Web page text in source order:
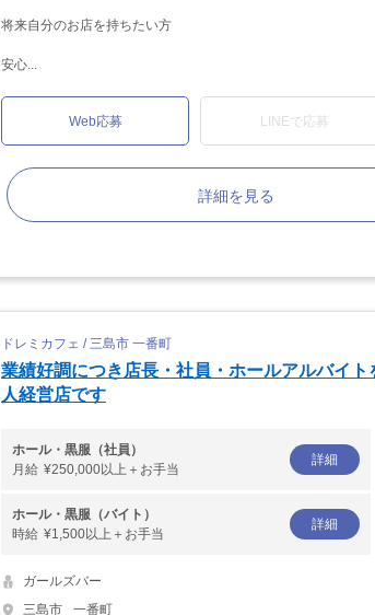
将来自分のお店を持ちたい方
安心...
Web応募 LINEで応募
詳細を見る
ドレミカフェ / 三島市 一番町
業績好調につき店長・社員・ホールアルバイ
人経営店です
ホール・黒服（社員）
月給 ¥250,000以上＋お手当
詳細
ホール・黒服（バイト）
時給 ¥1,500以上＋お手当
詳細
ガールズバー
三島市
一番町